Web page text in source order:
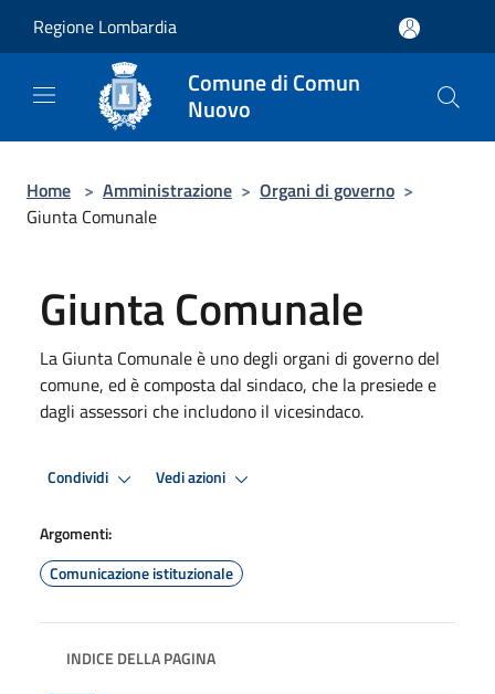
Regione Lombardia
Comune di Comun
Nuovo
Home > Amministrazione > Organi di governo >
Giunta Comunale
Giunta Comunale
La Giunta Comunale è uno degli organi di governo del
comune, ed è composta dal sindaco, che la presiede e
dagli assessori che includono il vicesindaco.
Condividi Vedi azioni
Argomenti:
Comunicazione istituzionale
INDICE DELLA PAGINA